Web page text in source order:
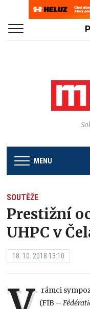
MENU
SOUTĚŽE
Prestižní
UHPC v
18. 10. 2018 13:10
rámci
(FIB –